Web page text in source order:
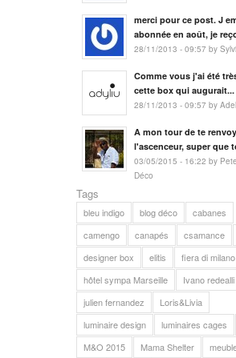
merci pour ce post. J
abonnée en août, je
28/11/2013 - 09:57 by
Comme vous j'ai été
cette box qui augurait...
28/11/2013 - 09:57 by
A mon tour de te
l'ascenceur, super que
03/05/2015 - 16:22 by
Déco
Tags
bleu indigo blog déco
cabanes
camengo
canapés csamance
designer box
elitis
fiera di
hôtel sympa Marseille
Ivano redealli
julien fernandez
Loris&Livia
luminaire design
luminaires cages
M&O 2015
Mama Shelter